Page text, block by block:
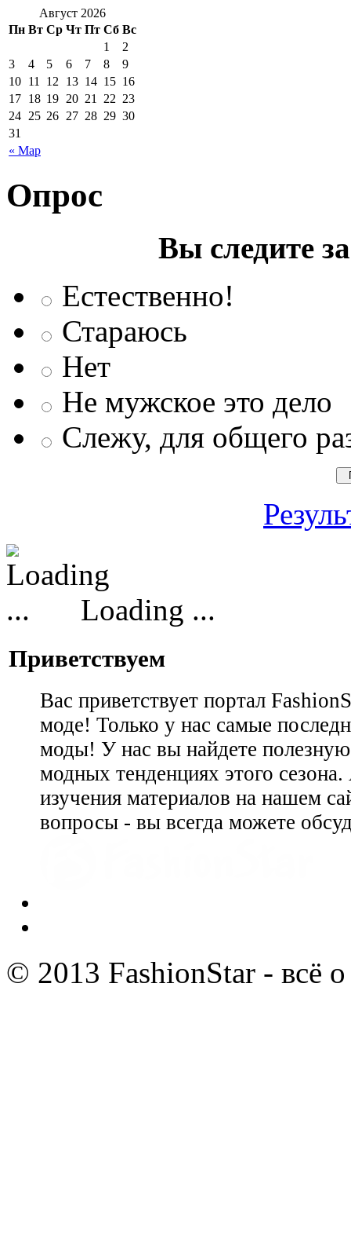
Август 2026
Пн Вт Ср Чт Пт Сб Вс
« Мар
1
2
3
4 5 6 7 8
9
10 11 12 13 14 15 16
17 18 19 20 21 22 23
24 25 26 27 28 29 30
31
Опрос
Вы следите
Естественно!
Стараюсь
Нет
Не мужское это дело
Слежу, для общего
Loading ...
Приветствуем
Вас приветствует портал
моде! Только у нас самые
моды! У нас вы найдете
модных тенденциях этого
изучения материалов на нашем
вопросы - вы всегда можете
© 2013 FashionStar - всё